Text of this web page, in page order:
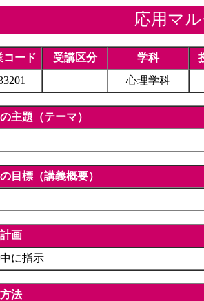
応用マ
コード 受講区分 学科
心理学科
主題（テーマ）
目標（講義概要）
画
に指示
法